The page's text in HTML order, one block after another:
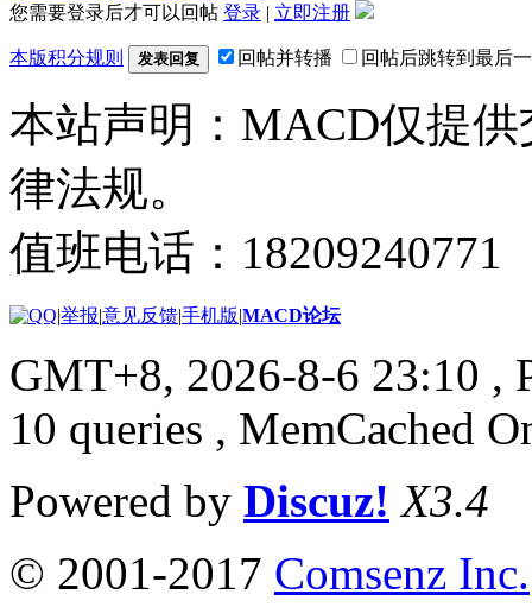
您需要登录后才可以回帖 登录 | 立即注册
本版积分规则 发表回复 回帖并转播 回帖后跳转到最后
本站声明：MACD仅提
律法规。
值班电话：
|举报|意见反馈|手机版|MACD论坛
GMT+8, 2026-8-6 23:10 ,
10 queries , MemCached
Powered by Discuz! X3.4
© 2001-2017 Comsenz Inc.